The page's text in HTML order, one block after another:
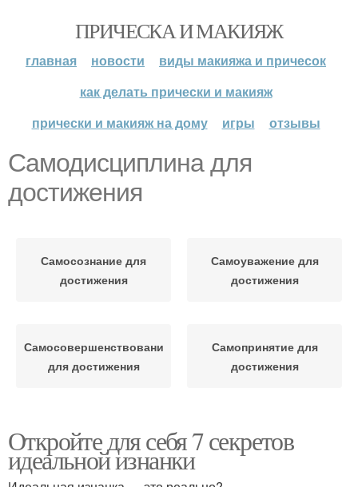
ПРИЧЕСКА И МАКИЯЖ
главная новости
виды макияжа и причесок
как делать прически и макияж
прически и макияж на дому
игры отзывы
Самодисциплина для
достижения
Самосознание для
достижения
Самоуважение для
достижения
Самосовершенствование
для достижения
Самопринятие для
достижения
Откройте для себя 7 секретов
идеальной изнанки